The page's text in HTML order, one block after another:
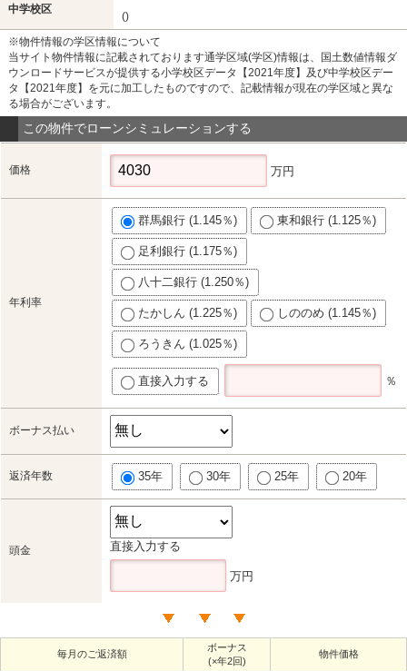
中学校区
()
※物件情報の学区情報について
当サイト物件情報に記載されております通学区域(学区)情報は、国土数値情報ダ
ウンロードサービスが提供する小学校区データ【2021年度】及び中学校区デー
タ【2021年度】を元に加工したものですので、記載情報が現在の学区域と異な
る場合がございます。
この物件でローンシミュレーションする
価格 万円
年利率
群馬銀行 (1.145％) 東和銀行 (1.125％)
足利銀行 (1.175％)
八十二銀行 (1.250％)
たかしん (1.225％) しののめ (1.145％)
ろうきん (1.025％)
直接入力する ％
ボーナス払い
返済年数 35年 30年 25年 20年
頭金 直接入力する
万円
毎月のご返済額
ボーナス
(×年2回)
物件価格